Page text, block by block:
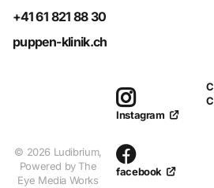
+41 61 821 88 30
puppen-klinik.ch
© 2026 Ludibrium,
Powered by The
Eye Media Works
Instagram
facebook